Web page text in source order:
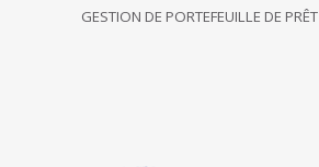
GESTION DE PORTEFEUILLE DE PRÊT